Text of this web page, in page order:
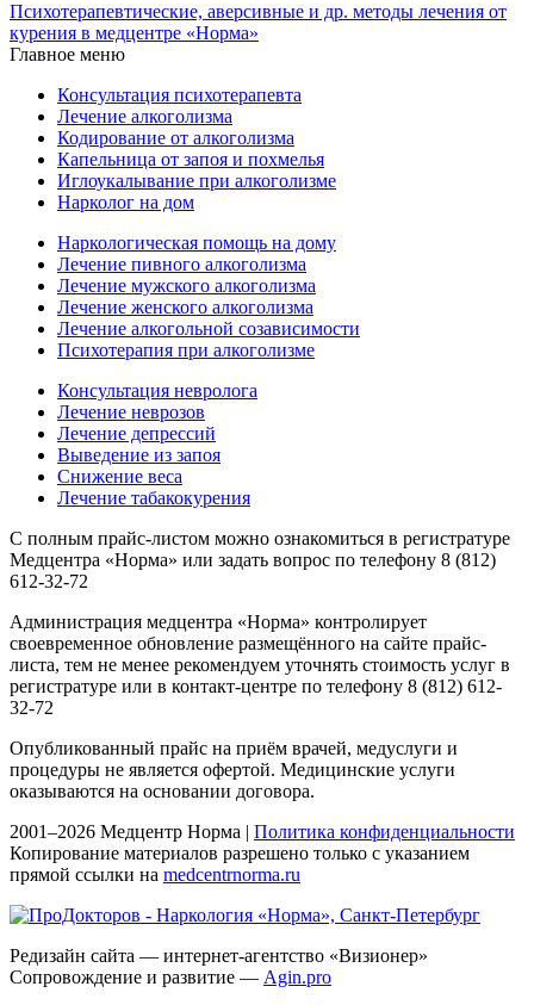
Психотерапевтические, аверсивные и др. методы лечения от
курения в медцентре «Норма»
Главное меню
Консультация психотерапевта
Лечение алкоголизма
Кодирование от алкоголизма
Капельница от запоя и похмелья
Иглоукалывание при алкоголизме
Нарколог на дом
Наркологическая помощь на дому
Лечение пивного алкоголизма
Лечение мужского алкоголизма
Лечение женского алкоголизма
Лечение алкогольной созависимости
Психотерапия при алкоголизме
Консультация невролога
Лечение неврозов
Лечение депрессий
Выведение из запоя
Снижение веса
Лечение табакокурения
С полным прайс-листом можно ознакомиться в регистратуре
Медцентра «Норма» или задать вопрос по телефону 8 (812)
612-32-72
Администрация медцентра «Норма» контролирует
своевременное обновление размещённого на сайте прайс-
листа, тем не менее рекомендуем уточнять стоимость услуг в
регистратуре или в контакт-центре по телефону 8 (812) 612-
32-72
Опубликованный прайс на приём врачей, медуслуги и
процедуры не является офертой. Медицинские услуги
оказываются на основании договора.
2001–2026 Медцентр Норма | Политика конфиденциальности
Копирование материалов разрешено только с указанием
прямой ссылки на medcentrnorma.ru
Редизайн сайта — интернет-агентство «Визионер»
Сопровождение и развитие — Agin.pro